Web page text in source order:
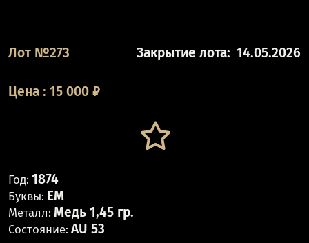
Лот №273 Закрытие лота: 14.05.2026
Цена : 15 000 ₽
Год: 1874
Буквы: ЕМ
Металл: Медь 1,45 гр.
Состояние: AU 53